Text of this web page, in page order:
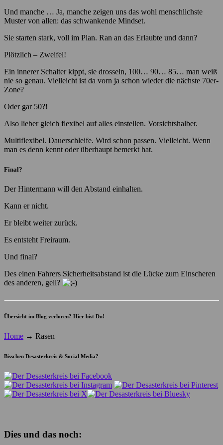
Und manche … Ja, manche zeigen uns das wohl menschlichste
Muster von allen: das schwankende Mindset.
Sie starten stark, voll im Plan. Ran an das Erlaubte und dann?
Plötzlich – Zweifel!
Ein innerer Schalter kippt, sie drosseln, 100… 90… 85… man weiß
nie so genau. Vielleicht ist da vorn ja schon wieder die nächste 70er-
Zone?
Oder gar 50?!
Also lieber gleich flexibel auf alles einstellen. Vorsichtshalber.
Multiflexibel. Dauerschleife. Wird schon passen. Vielleicht. Wenn
man es denn kennt oder überhaupt bemerkt hat.
Final?
Der Hintermann will den Abstand einhalten.
Kann er nicht.
Er bleibt weiter zurück.
Es entsteht Freiraum.
Und final?
Des einen Fahrers Sicherheitsabstand ist die Lücke zum Einscheren
des anderen, gell?
Übersicht im Blog verloren? Hier bist Du!
Home → Rasen
Bisschen Desasterkreis & Social Media?
Dies und das noch: